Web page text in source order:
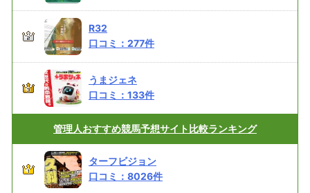
R32
口コミ： 277件
うまジェネ
口コミ： 133件
管理人おすすめ競馬予想サイト比較ランキング
ターフビジョン
口コミ： 8026件